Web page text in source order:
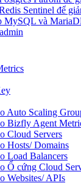
Sentinel để
MySQL và
Auto Scaling
Bizfly Agent
Cloud Servers
Hosts/ Domains
Load Balancers
Ổ cứng Cloud
Websites/ APIs